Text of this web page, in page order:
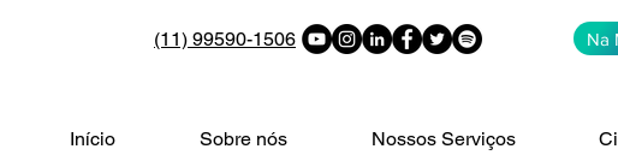
(11) 99590-1506 Na
Início Sobre nós Nossos Serviços